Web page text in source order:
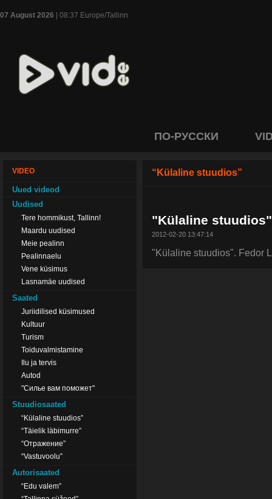
07 August 2026 | 08:37 Europe/Tallinn
ПО-РУССКИ
VIDEO
Uued videod
Uudised
Tere hommikust, Tallinn!
Maardu uudised
Meie pealinn
Pealinnaelu
Vene küsimus
Lasnamäe uudised
Saated
Juriidilised küsimused
Kultuur
Turism
Toiduvalmistamine
Ilu ja tervis
Autod
"Силье вам поможет"
Stuudiosaated
“Külaline stuudios”
“Täielik läbimurre”
“Отражение”
“Vastuvoolu”
Autorisaated
“Edu valem”
“Külaline stuudios”
"Külaline
2012-02-20 13:47:14
"Külaline stuudios". Fedor